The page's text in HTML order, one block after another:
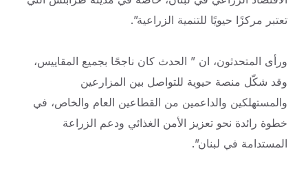
تعتبر مركزًا حيويًا للتنمية الزراعية”.
ورأى المتحدثون، ان ” الحدث كان ناجحًا بجميع المقاييس،
وقد شكّل منصة حيوية للتواصل بين المزارعين
والمستهلكين والداعمين من القطاعين العام والخاص، في
خطوة رائدة نحو تعزيز الأمن الغذائي ودعم الزراعة
المستدامة في لبنان”.